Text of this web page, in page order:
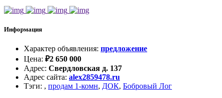
Информация
Характер объявления: предложение
Цена: ₽2 650 000
Адрес: Свердловская д. 137
Адрес сайта: alex2859478.ru
Тэги: , продам 1-комн, ДОК, Бобровый Лог